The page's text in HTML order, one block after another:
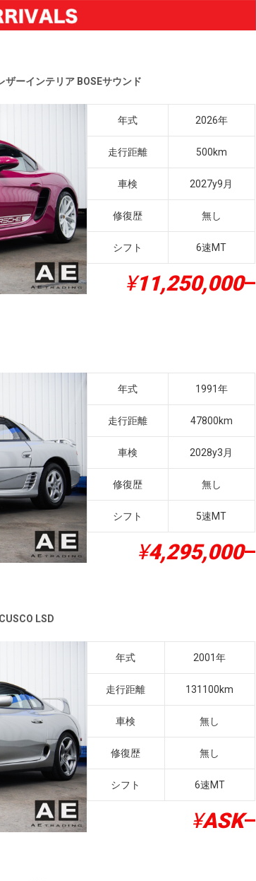
ーインテリア BOSEサウンド
年式 2026年
走行距離 500km
車検 2027y9月
修復歴 無し
シフト 6速MT
¥11,250,000–
年式 1991年
走行距離 47800km
車検 2028y3月
修復歴 無し
シフト 5速MT
¥4,295,000–
LSD
年式 2001年
走行距離 131100km
車検 無し
修復歴 無し
シフト 6速MT
¥ASK–